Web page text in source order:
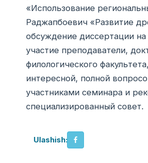
«Использование
Раджапбоевич «Развитие
обсуждение диссертации
участие преподаватели,
филологического
интересной, полной
участниками семинара и
специализированный совет.
Ulashish: